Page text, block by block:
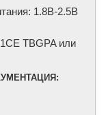
1.8В-2.5B
TBGPA или